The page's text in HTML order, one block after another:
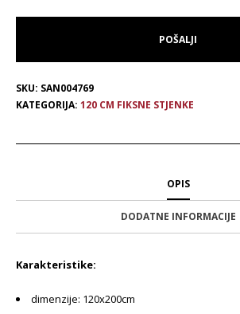
SKU: SAN004769
KATEGORIJA: 120 CM FIKSNE STJENKE
OPIS
DODATNE INFORMACIJE
Karakteristike:
dimenzije: 120x200cm